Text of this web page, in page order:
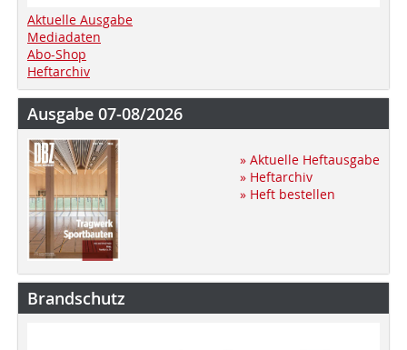
Aktuelle Ausgabe
Mediadaten
Abo-Shop
Heftarchiv
Ausgabe 07-08/2026
» Aktuelle Heftausgabe
» Heftarchiv
» Heft bestellen
Brandschutz